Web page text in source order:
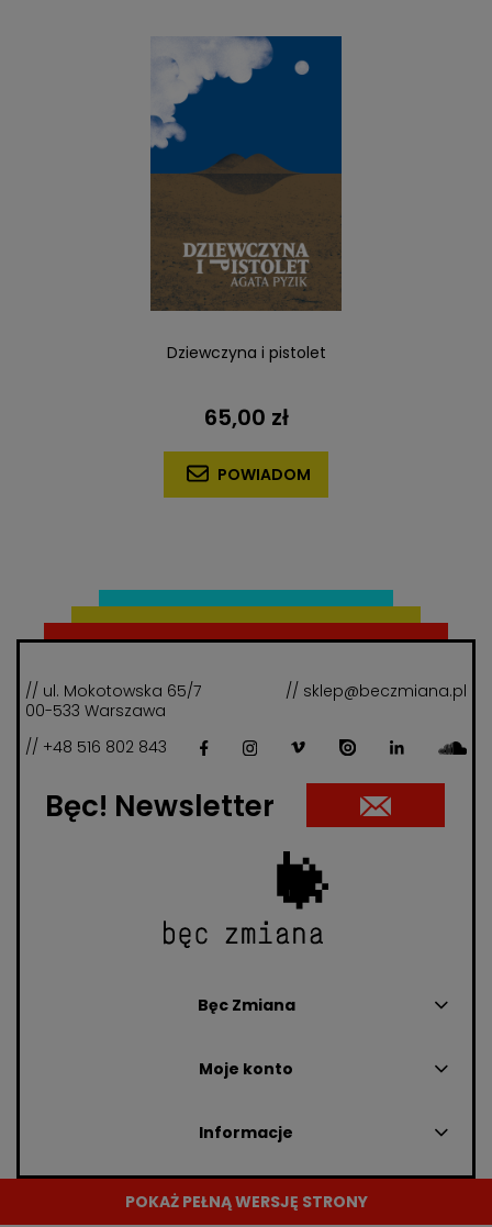
Dziewczyna i pistolet
65,00 zł
POWIADOM
// ul. Mokotowska 65/7
00-533 Warszawa
// sklep@beczmiana.pl
// +48 516 802 843
Bęc! Newsletter
Bęc Zmiana
Moje konto
Informacje
POKAŻ PEŁNĄ WERSJĘ STRONY